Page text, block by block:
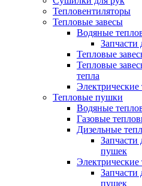
Тепловентиляторы
Тепловые завесы
Водяные
Запчасти
Тепловые
Тепловые
тепла
Электрические
Тепловые пушки
Водяные
Газовые
Дизельные
Запчасти
пушек
Запчасти
пушек